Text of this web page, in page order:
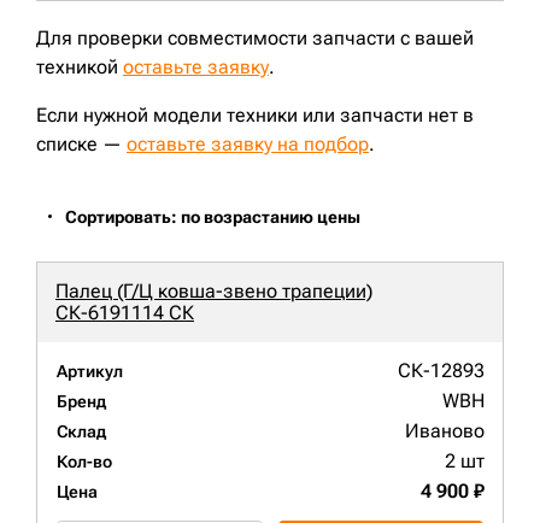
Для проверки совместимости запчасти с вашей
техникой оставьте заявку.
Если нужной модели техники или запчасти нет в
списке — оставьте заявку на подбор.
Сортировать: по возрастанию цены
Палец (Г/Ц ковша-звено трапеции)
СК-6191114 СК
Артикул СК-12893
Бренд WBH
Склад Иваново
Кол-во 2 шт
Цена 4 900 ₽